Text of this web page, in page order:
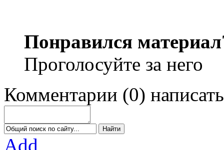
Понравился
Проголосуйте за него
Комментарии (0) написать
Add